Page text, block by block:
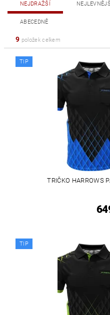
NEJDRAŽŠÍ
ABECEDNĚ
9 položek celkem
TIP
TRIČKO HARROWS
TIP